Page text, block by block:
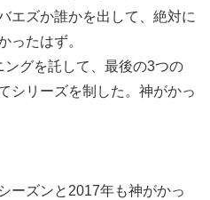
エズか誰かを出して、絶対に
ったはず。
ングを託して、最後の3つの
シリーズを制した。神がかっ
ーズンと2017年も神がかっ